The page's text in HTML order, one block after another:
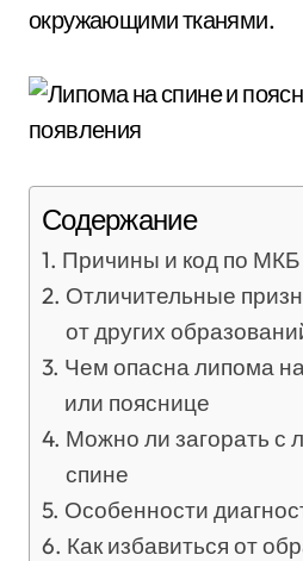
окружающими тканями.
Содержание
Причины и код по МКБ
Отличительные
от других
Чем опасна липома
или пояснице
Можно ли загорать с
спине
Особенности
Как избавиться от